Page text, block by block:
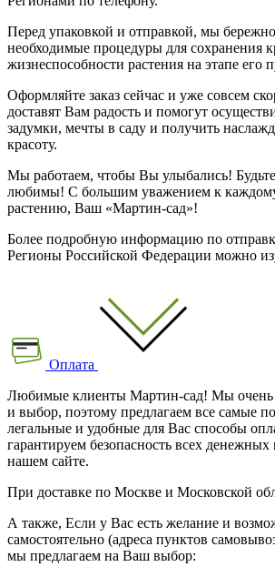
Перед упаковкой и отправкой, мы
необходимые процедуры для сохранения
жизнеспособности растения на этапе его
Оформляйте заказ сейчас и уже совсем
доставят Вам радость и помогут
задумки, мечты в саду и получить
красоту.
Мы работаем, чтобы Вы улыбались!
любимы! С большим уважением к
растению, Ваш «Мартин-сад»!
Более подробную информацию по
Регионы Российской Федерации можно
Оплата
Любимые клиенты Мартин-сад! Мы
и выбор, поэтому предлагаем все самые
легальные и удобные для Вас способы
гарантируем безопасность всех денежных
нашем сайте.
При доставке по Москве и Московской
А также, Если у Вас есть желание и
самостоятельно (адреса пунктов
мы предлагаем на Ваш выбор: